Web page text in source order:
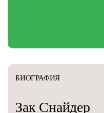
БИОГРАФИЯ
Зак Снайдер